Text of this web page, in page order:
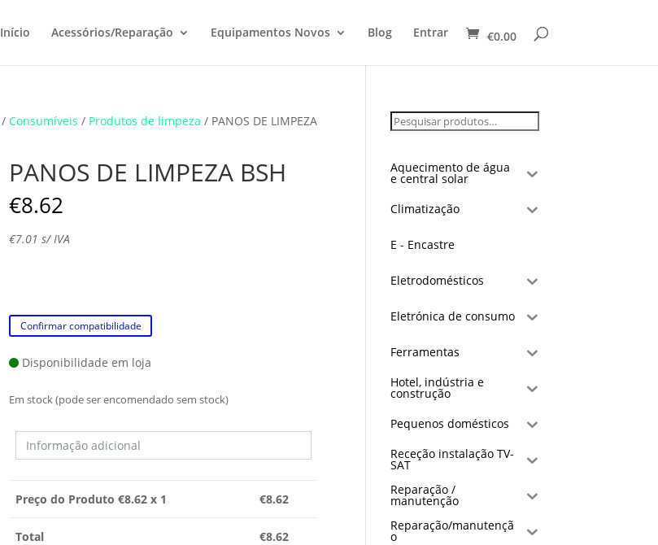
Início Acessórios/Reparação Equipamentos Novos Blog Entrar €0.00
/Consumíveis / Produtos de limpeza / PANOS DE LIMPEZA
PANOS DE LIMPEZA BSH
€8.62
€7.01 s/ IVA
Confirmar compatibilidade
Disponibilidade em loja
Em stock (pode ser encomendado sem stock)
Preço do Produto €8.62 x 1 €8.62
Total €8.62
Aquecimento de água
e central solar
Climatização
E - Encastre
Eletrodomésticos
Eletrónica de consumo
Ferramentas
Hotel, indústria e
construção
Pequenos domésticos
Receção instalação TV-
SAT
Reparação /
manutenção
Reparação/manutençã
o